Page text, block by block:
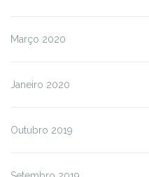
Março 2020
Janeiro 2020
Outubro 2019